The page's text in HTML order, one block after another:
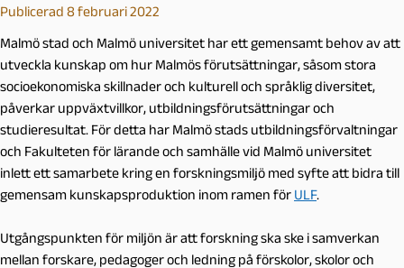
Publicerad 8 februari 2022
Malmö stad och Malmö universitet har ett gemensamt behov av att
utveckla kunskap om hur Malmös förutsättningar, såsom stora
socioekonomiska skillnader och kulturell och språklig diversitet,
påverkar uppväxtvillkor, utbildningsförutsättningar och
studieresultat. För detta har Malmö stads utbildningsförvaltningar
och Fakulteten för lärande och samhälle vid Malmö universitet
inlett ett samarbete kring en forskningsmiljö med syfte att bidra till
gemensam kunskapsproduktion inom ramen för ULF.
Utgångspunkten för miljön är att forskning ska ske i samverkan
mellan forskare, pedagoger och ledning på förskolor, skolor och